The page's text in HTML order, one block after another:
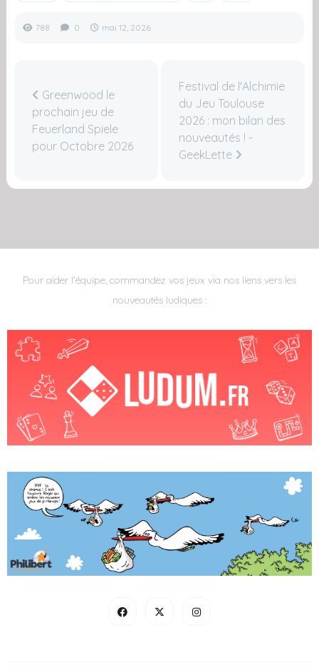
788 0 mai 12, 2026
Greenwood le
prochain jeu de
Feuerland Spiele
pour Octobre 2026
Festival de l'Alchimie
du Jeu Toulouse
2026 : mon bilan des
nouveautés ! -
GeekLette
Pour aider l'équipe, commandez vos jeux via nos liens vers les
nouveautés ludiques :